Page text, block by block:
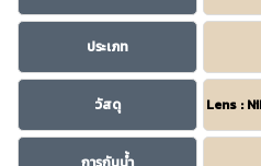
ประเภท
วัสดุ Lens :